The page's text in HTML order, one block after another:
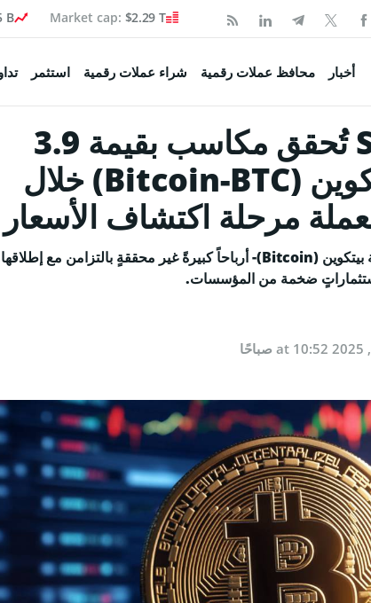
السوق
صحفية
ممولة
محافظ العملات الرقمية
عملات رقمية للشراء
منصات تداول العملات الرقمية
العقود الآجلة للعملات الرقمية
العملات الرقمية اليوم
Market cap: $2.29 T
B
أخبار محافظ عملات رقمية شراء عملات رقمية استثمر
تقرير: شركة Strategy تُحقق مكاسب بقيمة 3.9
مليار دولار من عملة بيتكوين (Bitcoin-BTC) خلال
مرحلة اكتشاف الأسعار
حققت شركة Strategy -مالكة أكبر خزينةٍ من عملة بيتكوين (Bitcoin)- أرباحاً كبيرةً غير محققةٍ بالتزامن مع إطلاقها
ضخمة من المؤسسات.